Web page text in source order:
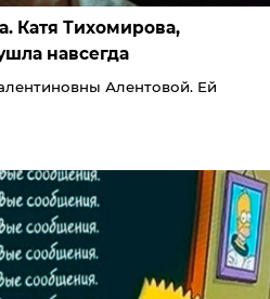
Катя Тихомирова,
навсегда
Алентовой. Ей